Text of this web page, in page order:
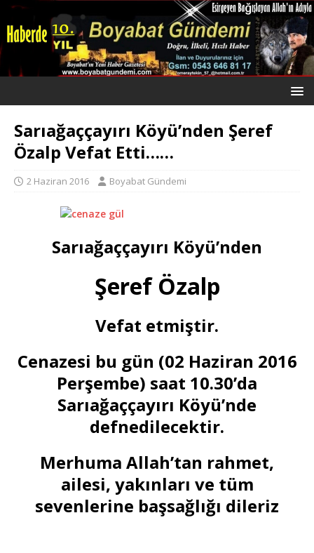
Sarıağaççayırı Köyü’nden Şeref
Özalp Vefat Etti……
2 Haziran 2016 Boyabat Gündemi
Sarıağaççayırı Köyü’nden
Şeref Özalp
Vefat etmiştir.
Cenazesi bu gün (02 Haziran 2016
Perşembe) saat 10.30’da
Sarıağaççayırı Köyü’nde
defnedilecektir.
Merhuma Allah’tan rahmet,
ailesi, yakınları ve tüm
sevenlerine başsağlığı dileriz